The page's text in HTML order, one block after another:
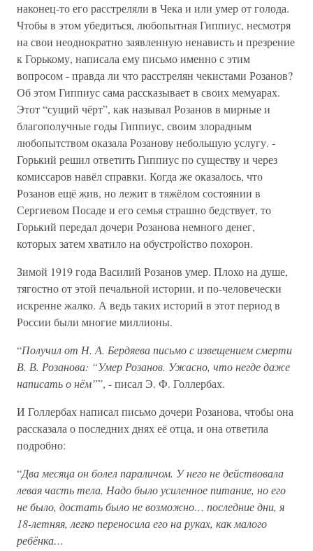
наконец-то его расстреляли в Чека и или умер от голода.
Чтобы в этом убедиться, любопытная Гиппиус, несмотря
на свои неоднократно заявленную ненависть и презрение
к Горькому, написала ему письмо именно с этим
вопросом - правда ли что расстрелян чекистами Розанов?
Об этом Гиппиус сама рассказывает в своих мемуарах.
Этот “сущий чёрт”, как называл Розанов в мирные и
благополучные годы Гиппиус, своим злорадным
любопытством оказала Розанову небольшую услугу. -
Горький решил ответить Гиппиус по существу и через
комиссаров навёл справки. Когда же оказалось, что
Розанов ещё жив, но лежит в тяжёлом состоянии в
Сергиевом Посаде и его семья страшно бедствует, то
Горький передал дочери Розанова немного денег,
которых затем хватило на обустройство похорон.
Зимой 1919 года Василий Розанов умер. Плохо на душе,
тягостно от этой печальной истории, и по-человечески
искренне жалко. А ведь таких историй в этот период в
России были многие миллионы.
“Получил от Н. А. Бердяева письмо с извещением смерти
В. В. Розанова: “Умер Розанов. Ужасно, что негде даже
написать о нём””, - писал Э. Ф. Голлербах.
И Голлербах написал письмо дочери Розанова, чтобы она
рассказала о последних днях её отца, и она ответила
подробно:
“Два месяца он болел параличом. У него не действовала
левая часть тела. Надо было усиленное питание, но его
не было, достать было не возможно… последние дни, я
18-летняя, легко переносила его на руках, как малого
ребёнка…